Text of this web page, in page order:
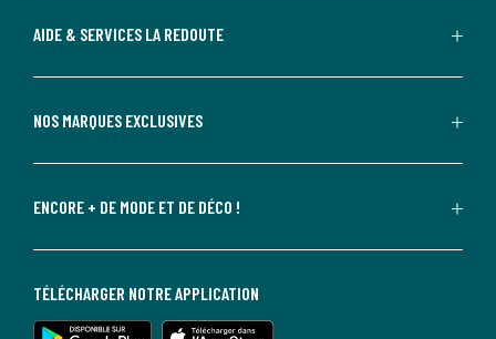
AIDE & SERVICES LA REDOUTE
NOS MARQUES EXCLUSIVES
ENCORE + DE MODE ET DE DÉCO !
TÉLÉCHARGER NOTRE APPLICATION